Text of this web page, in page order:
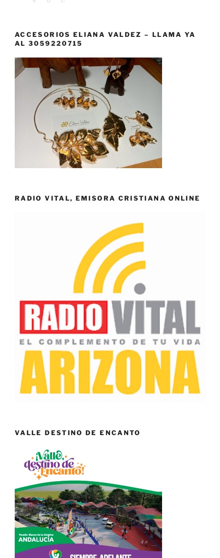
ACCESORIOS ELIANA VALDEZ – LLAMA YA
AL 3059220715
RADIO VITAL, EMISORA CRISTIANA ONLINE
VALLE DESTINO DE ENCANTO